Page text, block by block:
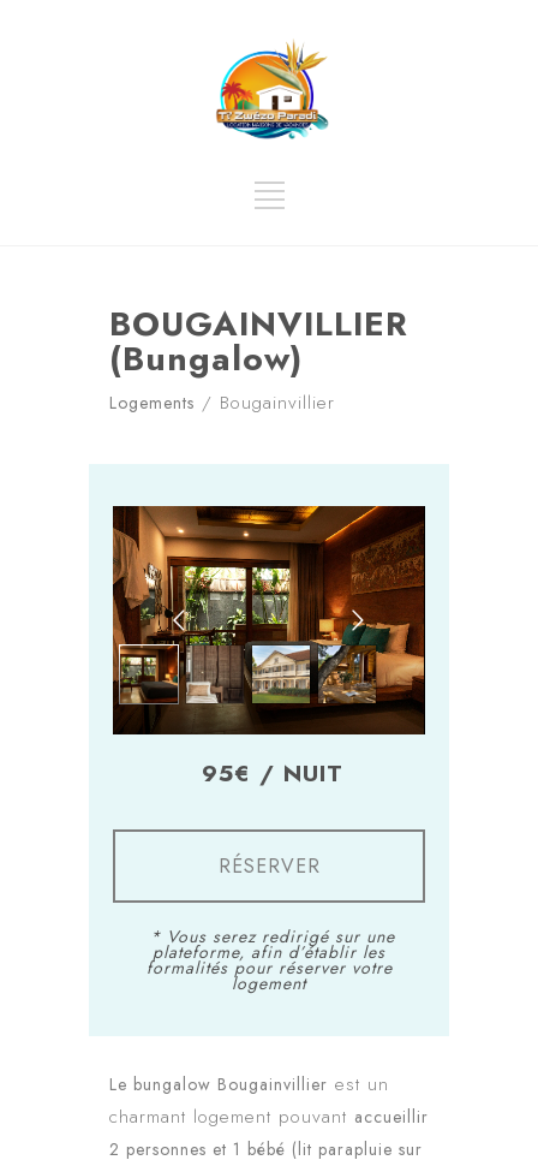
BOUGAINVILLIER
(Bungalow)
Logements / Bougainvillier
95€ / NUIT
RÉSERVER
* Vous serez redirigé sur une
plateforme, afin d’établir les
formalités pour réserver votre
logement
Le bungalow Bougainvillier est un
charmant logement pouvant accueillir
2 personnes et 1 bébé (lit parapluie sur